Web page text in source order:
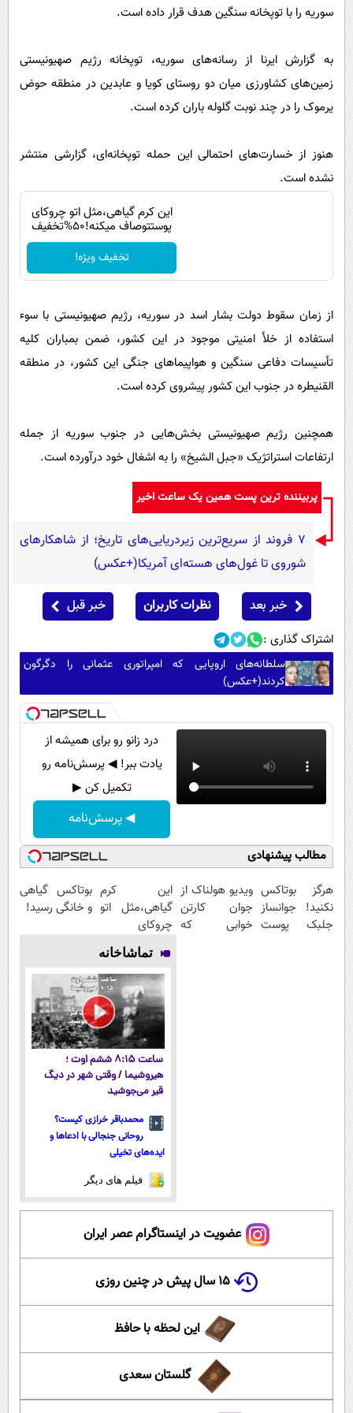
سرگرمی
گوناگون
سلامت
بین الملل
اجتماعی
حیات وحش
پیامک
آشپزی
دانلود
سوریه را با توپخانه سنگین هدف قرار داده است.
به گزارش ایرنا از رسانه‌های سوریه، توپخانه رژیم صهیونیستی
زمین‌های کشاورزی میان دو روستای کویا و عابدین در منطقه حوض
یرموک را در چند نوبت گلوله باران کرده است.
هنوز از خسارت‌های احتمالی این حمله توپخانه‌ای، گزارشی منتشر
نشده است.
این کرم گیاهی،مثل اتو چروکای
پوستتوصاف میکنه!50%تخفیف
تخفیف ویژه!
از زمان سقوط دولت بشار اسد در سوریه، رژیم صهیونیستی با سوء
استفاده از خلأ امنیتی موجود در این کشور، ضمن بمباران کلیه
تأسیسات دفاعی سنگین و هواپیماهای جنگی این کشور، در منطقه
القنیطره در جنوب این کشور پیشروی کرده است.
همچنین رژیم صهیونیستی بخش‌هایی در جنوب سوریه از جمله
ارتفاعات استراتژیک «جبل الشیخ» را به اشغال خود درآورده است.
پربیننده ترین پست همین یک ساعت اخیر
۷ فروند از سریع‌ترین زیردریایی‌های تاریخ؛ از شاهکارهای
شوروی تا غول‌های هسته‌ای آمریکا(+عکس)
خبر بعد نظرات کاربران خبر قبل
اشتراک گذاری :
سلطانه‌های اروپایی که امپراتوری عثمانی را دگرگون
کردند(+عکس)
درد زانو رو برای همیشه از
یادت ببر! ◀ پرسش‌نامه رو
تکمیل کن ▶
◀ پرسش‌نامه
مطالب پیشنهادی
هرگز بوتاکس
نکنید! جوانساز
جلبک پوست
ویدیو هولناک از
جوان کارتن
خوابی که
این کرم
گیاهی،مثل اتو
چروکای
پوستتوصاف
میکنه!50%تخفیف
بوتاکس گیاهی
و خانگی رسید!
تماشاخانه
ساعت ۸:۱۵ ششم اوت ؛
هیروشیما / وقتی شهر در دیگ
قیر می‌جوشید
محمدباقر خرازی کیست؟
روحانی جنجالی با ادعاها و
ایده‌های تخیلی
فیلم های دیگر
عضویت در اینستاگرام عصر ایران
۱۵ سال پیش در چنین روزی
این لحظه با حافظ
گلستان سعدی